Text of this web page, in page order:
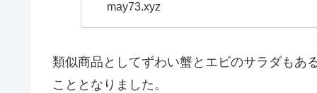
may73.xyz
類似商品としてずわい蟹とエビのサラダもあ
こととなりました。